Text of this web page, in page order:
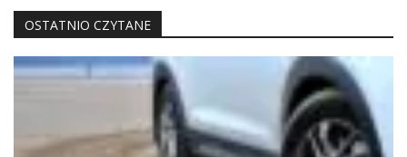
OSTATNIO CZYTANE